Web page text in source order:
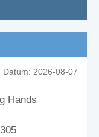
Datum: 2026-08-07
Hands